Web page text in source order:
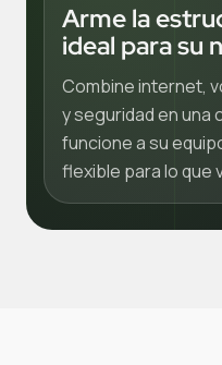
Arme la
ideal para su
Combine internet,
y seguridad en una
funcione a su
flexible para lo que